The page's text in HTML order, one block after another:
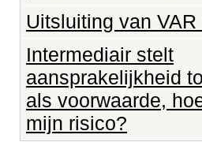
Uitsluiting van VAR
Intermediair stelt
aansprakelijkheid
als voorwaarde,
mijn risico?